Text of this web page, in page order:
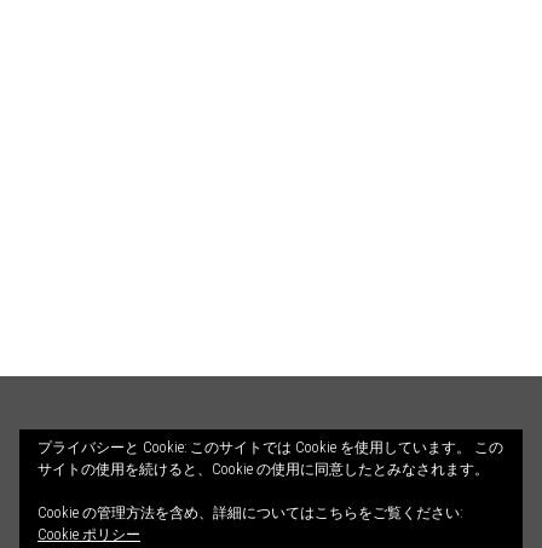
COUNSELING
ILLUSTRATIONS
CONTACT
© 2026 ALETHEIA DIALOGOS. All Rights Reserved.
プライバシーと Cookie: このサイトでは Cookie を使用しています。 この
サイトの使用を続けると、Cookie の使用に同意したとみなされます。
Cookie の管理方法を含め、詳細についてはこちらをご覧ください:
Cookie ポリシー